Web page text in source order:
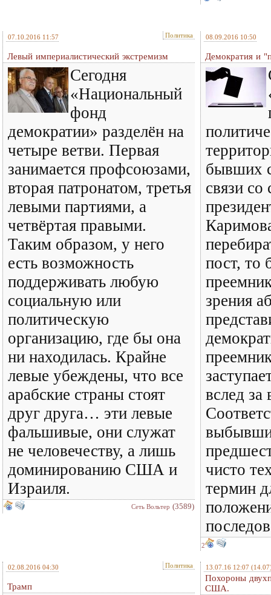
07.10.2016 11:57 Политика
Левый империалистический экстремизм
Сегодня
«Национальный
фонд
демократии» разделён на
четыре ветви. Первая
занимается профсоюзами,
вторая патронатом, третья
левыми партиями, а
четвёртая правыми.
Таким образом, у него
есть возможность
поддерживать любую
социальную или
политическую
организацию, где бы она
ни находилась. Крайне
левые убеждены, что все
арабские страны стоят
друг друга… эти левые
фальшивые, они служат
не человечеству, а лишь
доминированию США и
Израиля.
Сеть Вольтер (3589)
08.09.2016 10:50
Демократия и
бывших
связи
пост, то
зрения
вслед
чисто
термин
2
02.08.2016 04:30 Политика
Трамп
13.07.16 12:07
Похороны
США.